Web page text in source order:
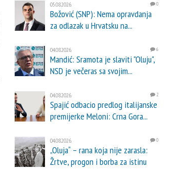
05.08.2026. 0
Božović (SNP): Nema opravdanja
za odlazak u Hrvatsku na...
04.08.2026. 6
Mandić: Sramota je slaviti "Oluju",
NSD je večeras sa svojim...
04.08.2026. 2
Spajić odbacio predlog italijanske
premijerke Meloni: Crna Gora...
04.08.2026. 0
„Oluja“ – rana koja nije zarasla:
Žrtve, progon i borba za istinu